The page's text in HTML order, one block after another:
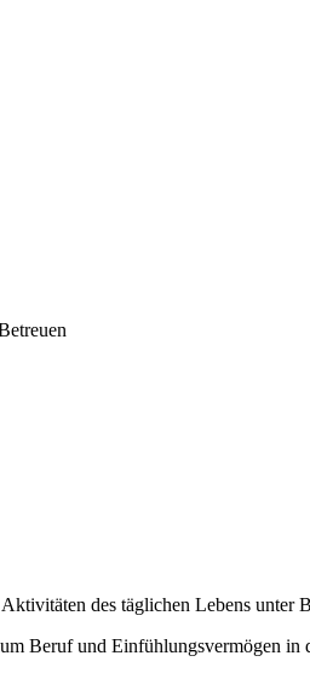
des täglichen Lebens unter
Beruf und Einfühlungsvermögen in